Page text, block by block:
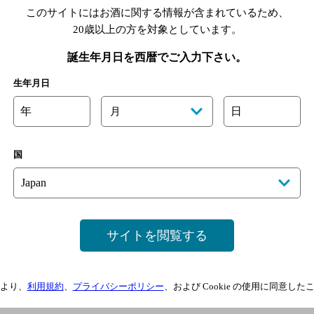
ン画面をご提示ください。
ープについて1回のご利用に限らせていただきます。
ませんのでご注意ください。
場合はこの画面を保存して店頭で提示されることをおすすめいたしま
このページを印刷する
をスマートフォンで見る
応スマートフォンをお持ちの方は、
ンからアクセスできます。
このサイトにはお酒に関する情報が含まれているため、
20歳以上の方を対象としています。
誕生年月日を西暦でご入力下さい。
生年月日
年 月 日
国
サイトを閲覧する
り、 利用規約 プライバシーポリシー 、および Cookie の使用に同意した